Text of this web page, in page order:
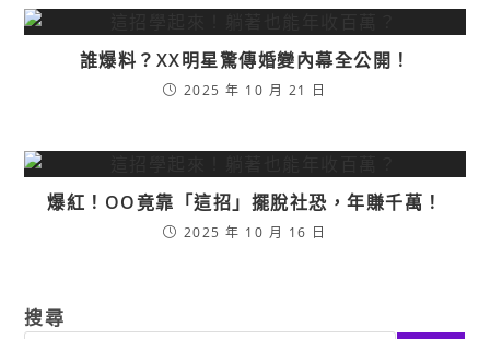
誰爆料？XX明星驚傳婚變內幕全公開！
2025 年 10 月 21 日
爆紅！OO竟靠「這招」擺脫社恐，年賺千萬！
2025 年 10 月 16 日
搜尋